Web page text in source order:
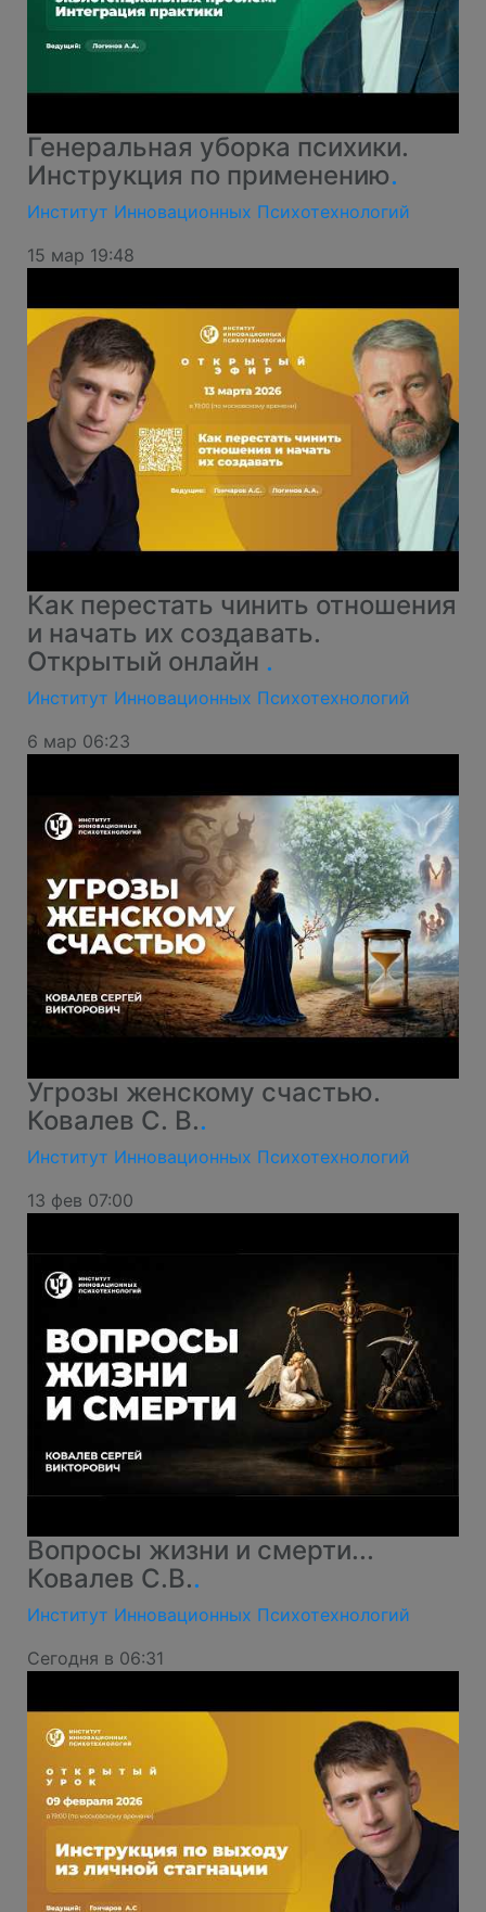
Генеральная уборка психики.
Инструкция по применению.
Институт Инновационных Психотехнологий
15 мар 19:48
Как перестать чинить отношения
и начать их создавать.
Открытый онлайн .
Институт Инновационных Психотехнологий
6 мар 06:23
Угрозы женскому счастью.
Ковалев С. В..
Институт Инновационных Психотехнологий
13 фев 07:00
Вопросы жизни и смерти...
Ковалев С.В..
Институт Инновационных Психотехнологий
Сегодня в 06:31